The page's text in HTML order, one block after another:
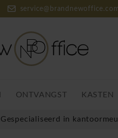
ONTVANGST KASTEN
Gespecialiseerd in